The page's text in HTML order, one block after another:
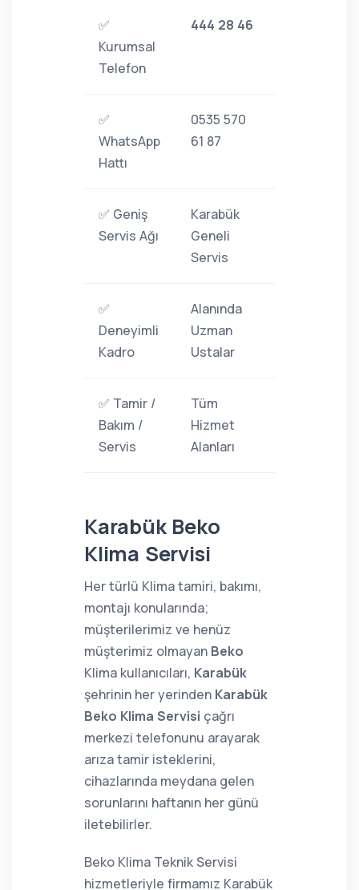
✅
Kurumsal
Telefon
444 28 46
✅
WhatsApp
Hattı
0535 570
61 87
✅ Geniş
Servis Ağı
Karabük
Geneli
Servis
✅
Deneyimli
Kadro
Alanında
Uzman
Ustalar
✅ Tamir /
Bakım /
Servis
Tüm
Hizmet
Alanları
Karabük Beko
Klima Servisi
Her türlü Klima tamiri, bakımı,
montajı konularında;
müşterilerimiz ve henüz
müşterimiz olmayan Beko
Klima kullanıcıları, Karabük
şehrinin her yerinden Karabük
Beko Klima Servisi çağrı
merkezi telefonunu arayarak
arıza tamir isteklerini,
cihazlarında meydana gelen
sorunlarını haftanın her günü
iletebilirler.
Beko Klima Teknik Servisi
hizmetleriyle firmamız Karabük